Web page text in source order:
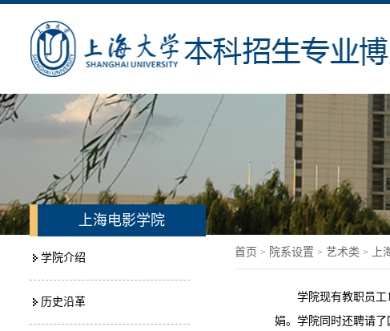
上海电影学院
学院介绍
历史沿革
首页 > 院系设置 > 艺术类 > 上
学院现有教职员
娟。学院同时还聘请了